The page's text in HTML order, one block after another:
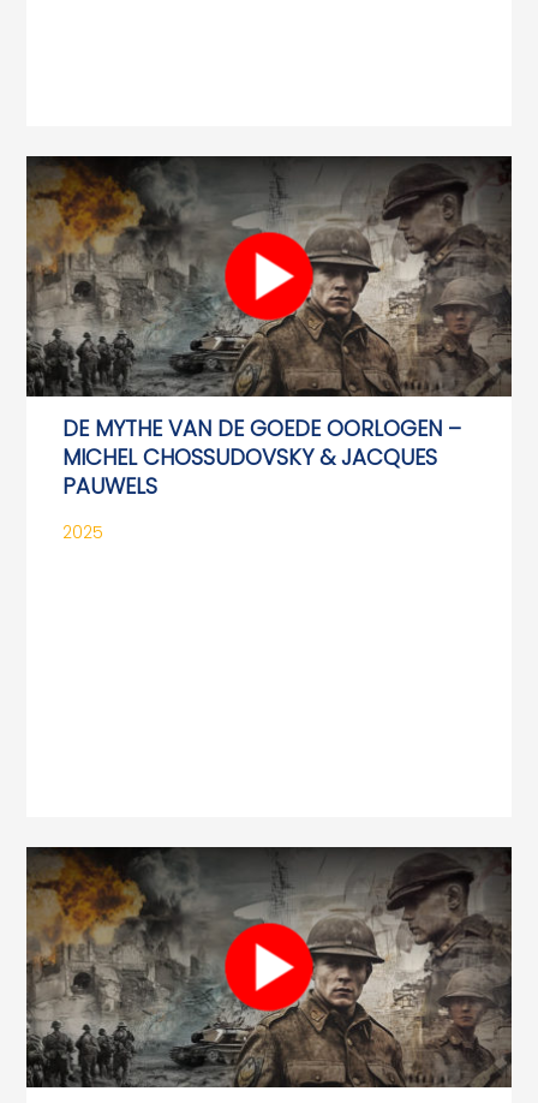
DE MYTHE VAN DE GOEDE OORLOGEN –
MICHEL CHOSSUDOVSKY & JACQUES
PAUWELS
2025